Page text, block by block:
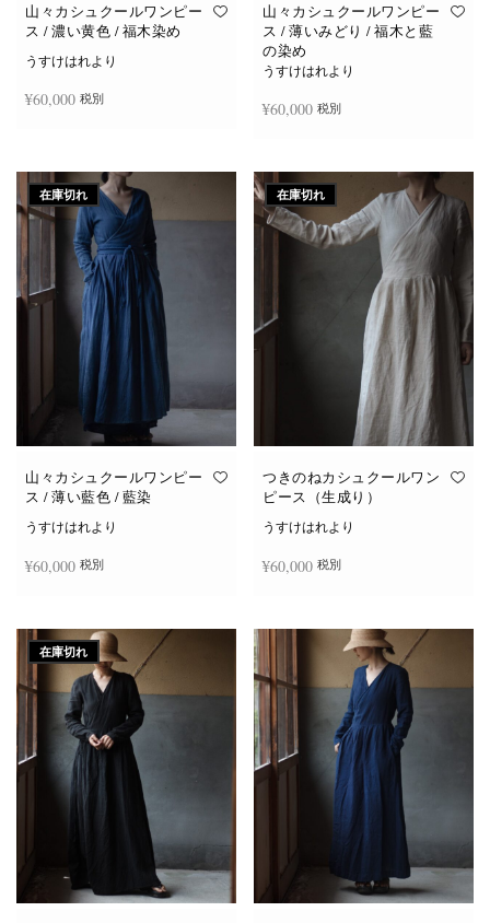
山々カシュクールワンピー
ス / 濃い黄色 / 福木染め
うすけはれより
¥60,000 税別
山々カシュクールワンピー
ス / 薄いみどり / 福木と藍
の染め
うすけはれより
¥60,000 税別
在庫切れ
山々カシュクールワンピー
ス / 薄い藍色 / 藍染
うすけはれより
¥60,000 税別
在庫切れ
つきのねカシュクールワン
ピース（生成り）
うすけはれより
¥60,000 税別
在庫切れ